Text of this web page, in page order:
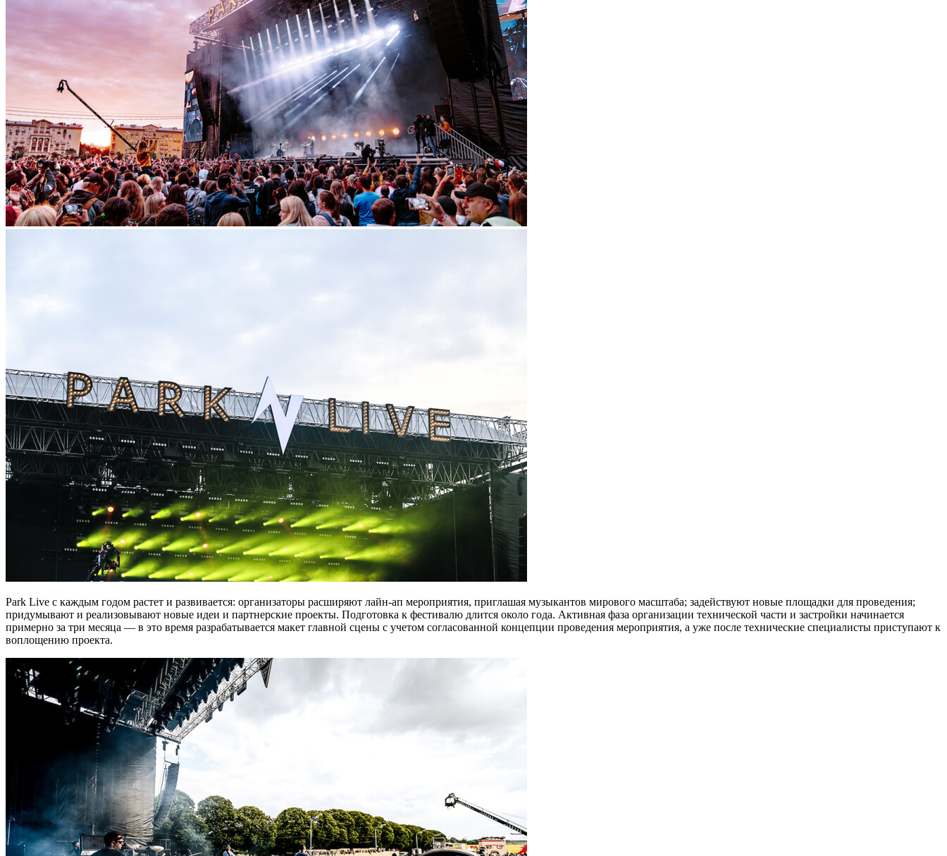
Park Live с каждым годом растет и развивается: организаторы расширяют лайн-ап мероприятия, приглашая музыкантов мирового масштаба; задействуют новые площадки для проведения;
придумывают и реализовывают новые идеи и партнерские проекты. Подготовка к фестивалю длится около года. Активная фаза организации технической части и застройки начинается
примерно за три месяца — в это время разрабатывается макет главной сцены с учетом согласованной концепции проведения мероприятия, а уже после технические специалисты приступают к
воплощению проекта.